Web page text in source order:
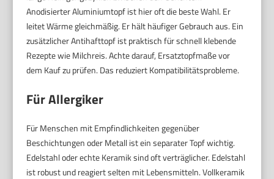
Anodisierter Aluminiumtopf ist hier oft die beste Wahl. Er
leitet Wärme gleichmäßig. Er hält häufiger Gebrauch aus. Ein
zusätzlicher Antihafttopf ist praktisch für schnell klebende
Rezepte wie Milchreis. Achte darauf, Ersatztopfmaße vor
dem Kauf zu prüfen. Das reduziert Kompatibilitätsprobleme.
Für Allergiker
Für Menschen mit Empfindlichkeiten gegenüber
Beschichtungen oder Metall ist ein separater Topf wichtig.
Edelstahl oder echte Keramik sind oft verträglicher. Edelstahl
ist robust und reagiert selten mit Lebensmitteln. Vollkeramik